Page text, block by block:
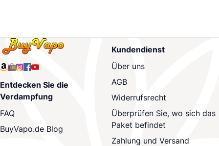
Entdecken Sie die
Verdampfung
FAQ
BuyVapo.de Blog
Kundendienst
Über uns
AGB
Widerrufsrecht
Überprüfen Sie, wo sich das
Paket befindet
Zahlung und Versand